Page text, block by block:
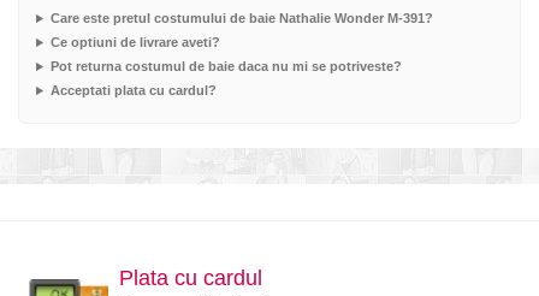
Care este pretul costumului de baie Nathalie Wonder M-391?
Ce optiuni de livrare aveti?
Pot returna costumul de baie daca nu mi se potriveste?
Acceptati plata cu cardul?
Plata cu cardul